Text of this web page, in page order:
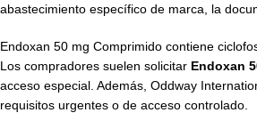
abastecimiento específico de marca, la
Endoxan 50 mg Comprimido contiene
Los compradores suelen solicitar Endoxan
acceso especial. Además, Oddway
requisitos urgentes o de acceso controlado.